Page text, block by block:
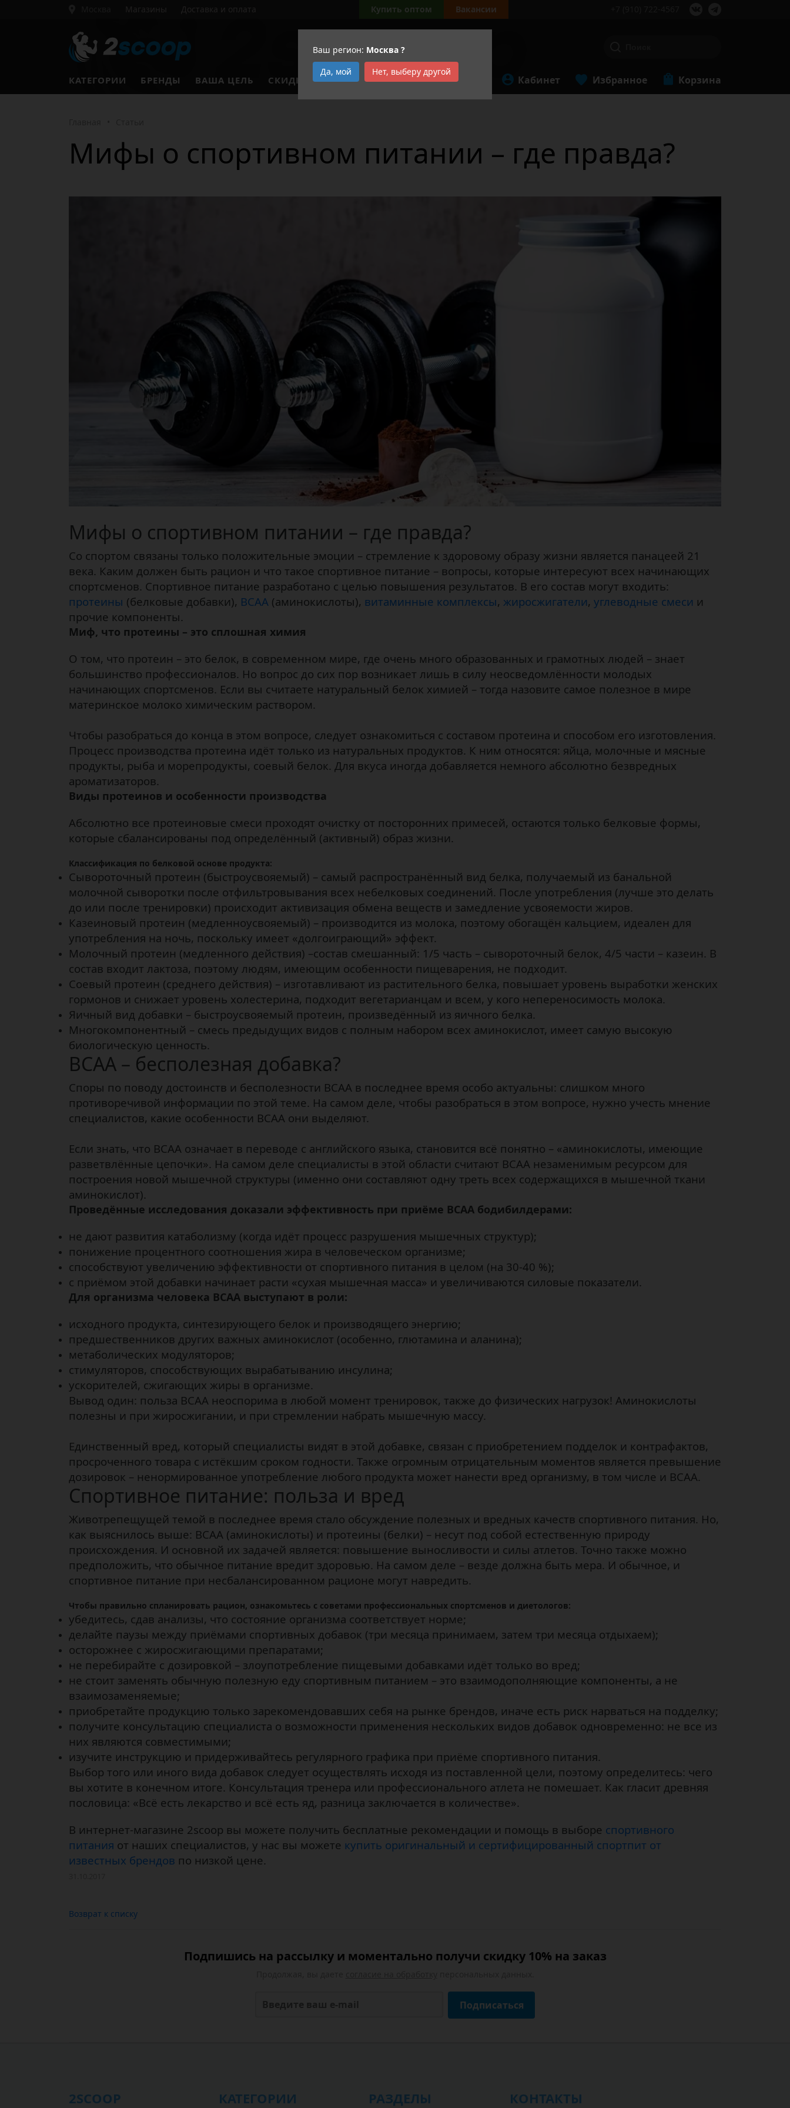
Ваш регион: Москва ?
Да, мой
Нет, выберу другой
Магазины Доставка и оплата Купить оптом Вакансии
КАТЕГОРИИ БРЕНДЫ ВАША ЦЕЛЬ СКИДКИ АКЦИИ Кабинет Избранное Корзина
Мифы о спортивном питании – где правда?
Мифы о спортивном питании – где правда?
Со спортом связаны только положительные эмоции – стремление к здоровому образу жизни является панацеей 21
века. Каким должен быть рацион и что такое спортивное питание – вопросы, которые интересуют всех начинающих
спортсменов. Спортивное питание разработано с целью повышения результатов. В его состав могут входить:
протеины (белковые добавки), ВСАА (аминокислоты), витаминные комплексы, жиросжигатели, углеводные смеси и
прочие компоненты.
Миф, что протеины – это сплошная химия
О том, что протеин – это белок, в современном мире, где очень много образованных и грамотных людей – знает
большинство профессионалов. Но вопрос до сих пор возникает лишь в силу неосведомлённости молодых
начинающих спортсменов. Если вы считаете натуральный белок химией – тогда назовите самое полезное в мире
материнское молоко химическим раствором.
Чтобы разобраться до конца в этом вопросе, следует ознакомиться с составом протеина и способом его изготовления.
Процесс производства протеина идёт только из натуральных продуктов. К ним относятся: яйца, молочные и мясные
продукты, рыба и морепродукты, соевый белок. Для вкуса иногда добавляется немного абсолютно безвредных
ароматизаторов.
Виды протеинов и особенности производства
Абсолютно все протеиновые смеси проходят очистку от посторонних примесей, остаются только белковые формы,
которые сбалансированы под определённый (активный) образ жизни.
Классификация по белковой основе продукта:
Сывороточный протеин (быстроусвояемый) – самый распространённый вид белка, получаемый из банальной
молочной сыворотки после отфильтровывания всех небелковых соединений. После употребления (лучше это делать
до или после тренировки) происходит активизация обмена веществ и замедление усвояемости жиров.
Казеиновый протеин (медленноусвояемый) – производится из молока, поэтому обогащён кальцием, идеален для
употребления на ночь, поскольку имеет «долгоиграющий» эффект.
Молочный протеин (медленного действия) –состав смешанный: 1/5 часть – сывороточный белок, 4/5 части – казеин. В
состав входит лактоза, поэтому людям, имеющим особенности пищеварения, не подходит.
Соевый протеин (среднего действия) – изготавливают из растительного белка, повышает уровень выработки женских
гормонов и снижает уровень холестерина, подходит вегетарианцам и всем, у кого непереносимость молока.
Яичный вид добавки – быстроусвояемый протеин, произведённый из яичного белка.
Многокомпонентный – смесь предыдущих видов с полным набором всех аминокислот, имеет самую высокую
биологическую ценность.
ВСАА – бесполезная добавка?
Споры по поводу достоинств и бесполезности ВСАА в последнее время особо актуальны: слишком много
противоречивой информации по этой теме. На самом деле, чтобы разобраться в этом вопросе, нужно учесть мнение
специалистов, какие особенности BCAA они выделяют.
Если знать, что ВСАА означает в переводе с английского языка, становится всё понятно – «аминокислоты, имеющие
разветвлённые цепочки». На самом деле специалисты в этой области считают BCAA незаменимым ресурсом для
построения новой мышечной структуры (именно они составляют одну треть всех содержащихся в мышечной ткани
аминокислот).
Проведённые исследования доказали эффективность при приёме ВСАА бодибилдерами:
не дают развития катаболизму (когда идёт процесс разрушения мышечных структур);
понижение процентного соотношения жира в человеческом организме;
способствуют увеличению эффективности от спортивного питания в целом (на 30-40 %);
с приёмом этой добавки начинает расти «сухая мышечная масса» и увеличиваются силовые показатели.
Для организма человека BCAA выступают в роли:
исходного продукта, синтезирующего белок и производящего энергию;
предшественников других важных аминокислот (особенно, глютамина и аланина);
метаболических модуляторов;
стимуляторов, способствующих вырабатыванию инсулина;
ускорителей, сжигающих жиры в организме.
Вывод один: польза ВСАА неоспорима в любой момент тренировок, также до физических нагрузок! Аминокислоты
полезны и при жиросжигании, и при стремлении набрать мышечную массу.
Единственный вред, который специалисты видят в этой добавке, связан с приобретением подделок и контрафактов,
просроченного товара с истёкшим сроком годности. Также огромным отрицательным моментов является превышение
дозировок – ненормированное употребление любого продукта может нанести вред организму, в том числе и ВСАА.
Спортивное питание: польза и вред
Животрепещущей темой в последнее время стало обсуждение полезных и вредных качеств спортивного питания. Но,
как выяснилось выше: ВСАА (аминокислоты) и протеины (белки) – несут под собой естественную природу
происхождения. И основной их задачей является: повышение выносливости и силы атлетов. Точно также можно
предположить, что обычное питание вредит здоровью. На самом деле – везде должна быть мера. И обычное, и
спортивное питание при несбалансированном рационе могут навредить.
Чтобы правильно спланировать рацион, ознакомьтесь с советами профессиональных спортсменов и диетологов:
убедитесь, сдав анализы, что состояние организма соответствует норме;
делайте паузы между приёмами спортивных добавок (три месяца принимаем, затем три месяца отдыхаем);
осторожнее с жиросжигающими препаратами;
не перебирайте с дозировкой – злоупотребление пищевыми добавками идёт только во вред;
не стоит заменять обычную полезную еду спортивным питанием – это взаимодополняющие компоненты, а не
взаимозаменяемые;
приобретайте продукцию только зарекомендовавших себя на рынке брендов, иначе есть риск нарваться на подделку;
получите консультацию специалиста о возможности применения нескольких видов добавок одновременно: не все из
них являются совместимыми;
изучите инструкцию и придерживайтесь регулярного графика при приёме спортивного питания.
Выбор того или иного вида добавок следует осуществлять исходя из поставленной цели, поэтому определитесь: чего
вы хотите в конечном итоге. Консультация тренера или профессионального атлета не помешает. Как гласит древняя
пословица: «Всё есть лекарство и всё есть яд, разница заключается в количестве».
В интернет-магазине 2scoop вы можете получить бесплатные рекомендации и помощь в выборе спортивного
питания от наших специалистов, у нас вы можете купить оригинальный и сертифицированный спортпит от
известных брендов по низкой цене.
Возврат к списку
Подпишись на рассылку и моментально получи скидку 10% на заказ
Подписаться
2SCOOP КАТЕГОРИИ РАЗДЕЛЫ КОНТАКТЫ